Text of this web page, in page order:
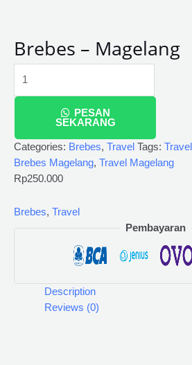
Brebes – Magelang
PESAN
SEKARANG
Categories: Brebes, Travel Tags: Travel
Brebes Magelang, Travel Magelang
Rp250.000
Brebes, Travel
Pembayaran
Description
Reviews (0)